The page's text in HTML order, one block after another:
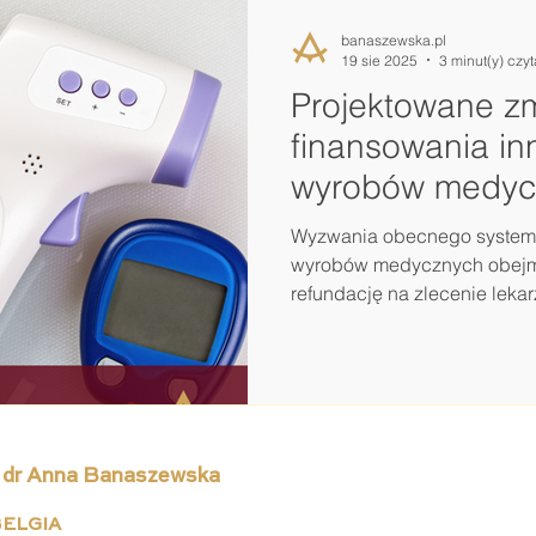
Cena efektywna z ustawo
Projektowane
finansowania
wyrobów
Wyzwania obecnego
wyrobów medycznych
refundację na zlecenie
banaszewska.pl
19 sie 2025
3 minut(y)
Anna Banaszewska